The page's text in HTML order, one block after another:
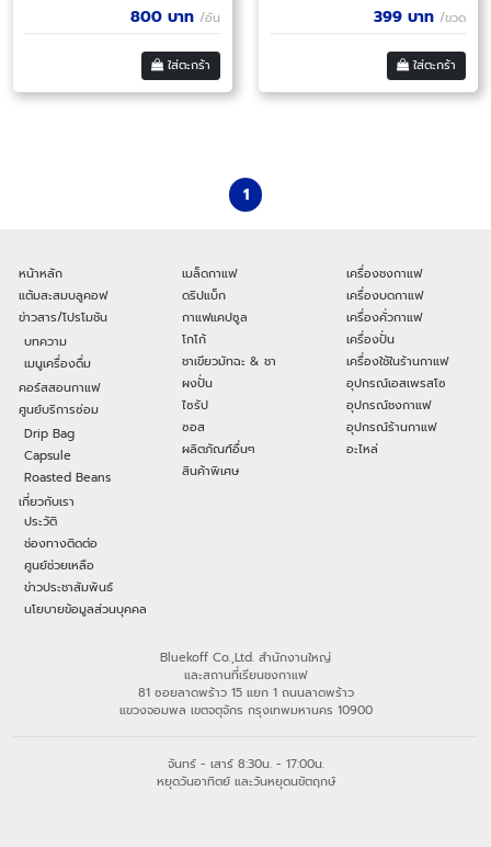
800 บาท /อัน
ใส่ตะกร้า
399 บาท /ขวด
ใส่ตะกร้า
1
หน้าหลัก
แต้มสะสมบลูคอฟ
ข่าวสาร/โปรโมชัน
บทความ
เมนูเครื่องดื่ม
คอร์สสอนกาแฟ
ศูนย์บริการซ่อม
Drip Bag
Capsule
Roasted Beans
เกี่ยวกับเรา
ประวัติ
ช่องทางติดต่อ
ศูนย์ช่วยเหลือ
ข่าวประชาสัมพันธ์
นโยบายข้อมูลส่วนบุคคล
เมล็ดกาแฟ
ดริปแบ็ก
กาแฟแคปซูล
โกโก้
ชาเขียวมัทฉะ & ชา
ผงปั่น
ไซรัป
ซอส
ผลิตภัณฑ์อื่นๆ
สินค้าพิเศษ
เครื่องชงกาแฟ
เครื่องบดกาแฟ
เครื่องคั่วกาแฟ
เครื่องปั่น
เครื่องใช้ในร้านกาแฟ
อุปกรณ์เอสเพรสโซ
อุปกรณ์ชงกาแฟ
อุปกรณ์ร้านกาแฟ
อะไหล่
Bluekoff Co.,Ltd. สำนักงานใหญ่
และสถานที่เรียนชงกาแฟ
81 ซอยลาดพร้าว 15 แยก 1 ถนนลาดพร้าว
แขวงจอมพล เขตจตุจักร กรุงเทพมหานคร 10900
จันทร์ - เสาร์ 8:30น. - 17:00น.
หยุดวันอาทิตย์ และวันหยุดนขัตฤกษ์